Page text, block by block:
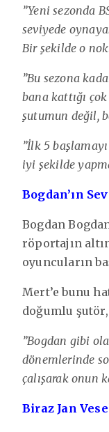
”Yeni sezonda
seviyede
Bir şekilde o
”Bu sezona
bana kattığı
şutumun değil,
”İlk 5
iyi şekilde
Bogdan’ın
Bogdan
röportajın
oyuncuların
Mert’e bunu
doğumlu
”Bogdan gibi
dönemlerinde
çalışarak onun
Biraz Jan